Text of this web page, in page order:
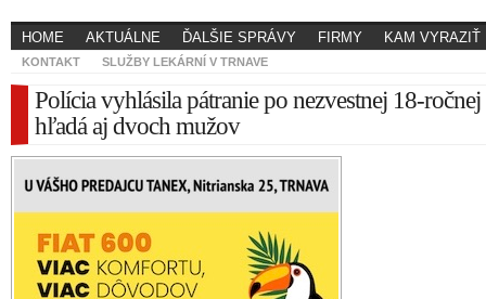
HOME AKTUÁLNE ĎALŠIE SPRÁVY FIRMY KAM VYRAZIŤ
KONTAKT SLUŽBY LEKÁRNÍ V TRNAVE
Polícia vyhlásila pátranie po nezvestnej 18-ročnej
hľadá aj dvoch mužov